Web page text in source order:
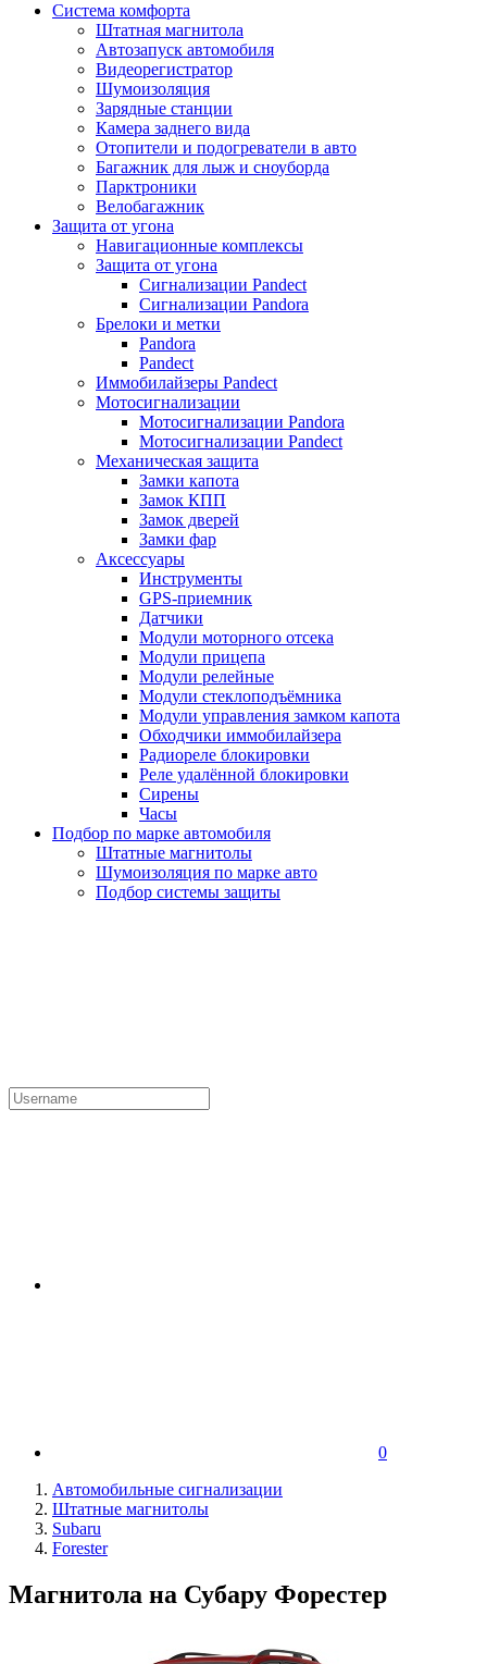
Система комфорта
Штатная магнитола
Автозапуск автомобиля
Видеорегистратор
Шумоизоляция
Зарядные станции
Камера заднего вида
Отопители и подогреватели в авто
Багажник для лыж и сноуборда
Парктроники
Велобагажник
Защита от угона
Навигационные комплексы
Защита от угона
Сигнализации Pandect
Сигнализации Pandora
Брелоки и метки
Pandora
Pandect
Иммобилайзеры Pandect
Мотосигнализации
Мотосигнализации Pandora
Мотосигнализации Pandect
Механическая защита
Замки капота
Замок КПП
Замок дверей
Замки фар
Аксессуары
Инструменты
GPS-приемник
Датчики
Модули моторного отсека
Модули прицепа
Модули релейные
Модули стеклоподъёмника
Модули управления замком капота
Обходчики иммобилайзера
Радиореле блокировки
Реле удалённой блокировки
Сирены
Часы
Подбор по марке автомобиля
Штатные магнитолы
Шумоизоляция по марке авто
Подбор системы защиты
0
Автомобильные сигнализации
Штатные магнитолы
Subaru
Forester
Магнитола на Субару Форестер